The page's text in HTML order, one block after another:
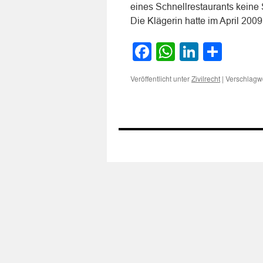
eines Schnellrestaurants keine
Die Klägerin hatte im April
Facebook
WhatsApp
LinkedIn
Veröffentlicht unter Zivilrecht |